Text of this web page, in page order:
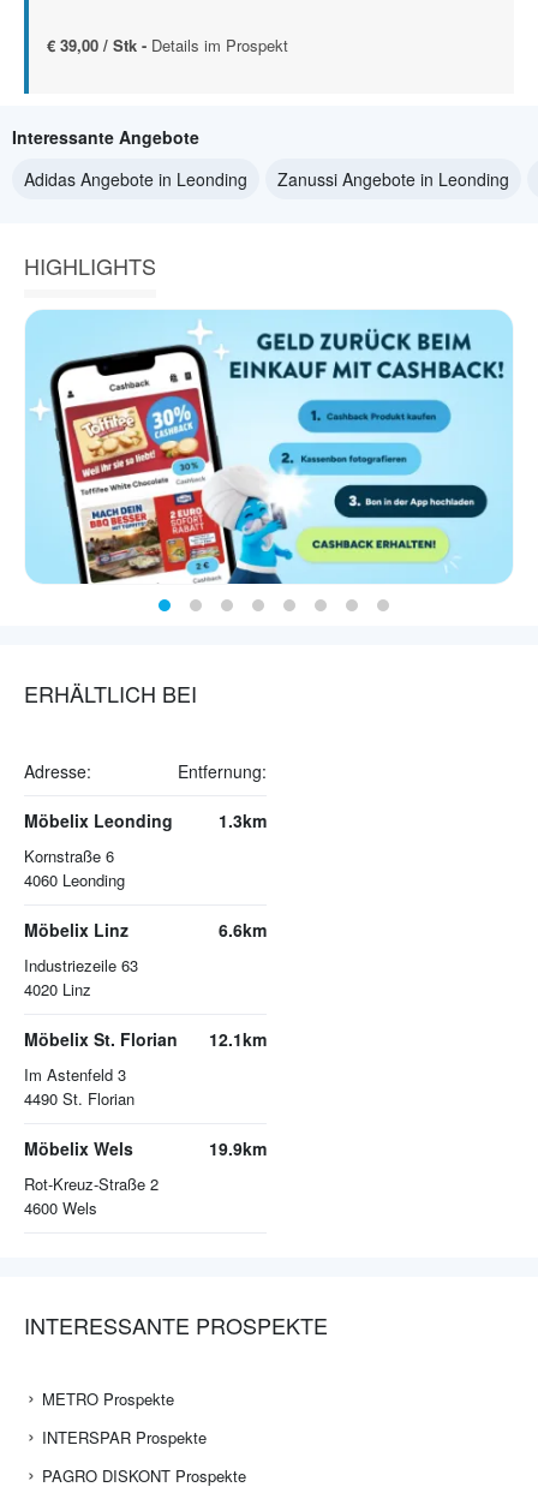
€ 39,00 / Stk - Details im Prospekt
Interessante Angebote
Adidas Angebote in Leonding
Zanussi Angebote in Leonding
HIGHLIGHTS
ERHÄLTLICH BEI
Adresse: Entfernung:
Möbelix Leonding
Kornstraße 6
4060 Leonding
1.3km
Möbelix Linz
Industriezeile 63
4020 Linz
6.6km
Möbelix St. Florian
Im Astenfeld 3
4490 St. Florian
12.1km
Möbelix Wels
Rot-Kreuz-Straße 2
4600 Wels
19.9km
INTERESSANTE PROSPEKTE
METRO Prospekte
INTERSPAR Prospekte
PAGRO DISKONT Prospekte